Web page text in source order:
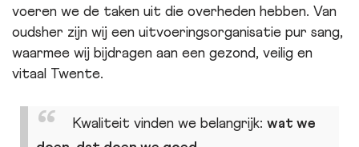
voeren we de taken uit die overheden hebben. Van
oudsher zijn wij een uitvoeringsorganisatie pur sang,
waarmee wij bijdragen aan een gezond, veilig en
vitaal Twente.
Kwaliteit vinden we belangrijk: wat we